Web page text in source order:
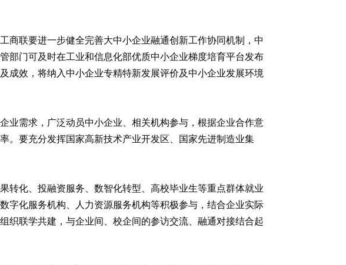
商联要进一步健全完善大中小企业融通创新工作协同机制，中
部门可及时在工业和信息化部优质中小企业梯度培育平台发布
成效，将纳入中小企业专精特新发展评价及中小企业发展环境
业需求，广泛动员中小企业、相关机构参与，根据企业合作意
。要充分发挥国家高新技术产业开发区、国家先进制造业集
转化、投融资服务、数智化转型、高校毕业生等重点群体就业
字化服务机构、人力资源服务机构等积极参与，结合企业实际
织联学共建，与企业间、校企间的参访交流、融通对接结合起